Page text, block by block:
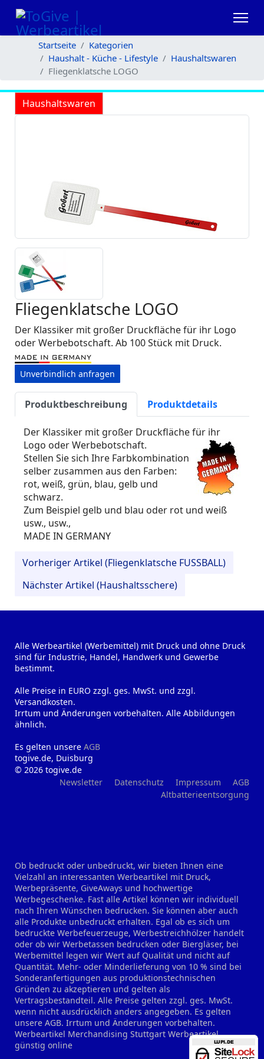
Startseite
Kategorien
Haushalt - Küche - Lifestyle
Haushaltswaren
Fliegenklatsche LOGO
Haushaltswaren
Fliegenklatsche LOGO
Der Klassiker mit großer Druckfläche für ihr Logo
oder Werbebotschaft. Ab 100 Stück mit Druck.
Unverbindlich anfragen
Produktbeschreibung Produktdetails
Der Klassiker mit großer Druckfläche für ihr
Logo oder Werbebotschaft.
Stellen Sie sich Ihre Farbkombination
selber zusammen aus den Farben:
rot, weiß, grün, blau, gelb und
schwarz.
Zum Beispiel gelb und blau oder rot und weiß
usw., usw.,
MADE IN GERMANY
Vorheriger Artikel (Fliegenklatsche FUSSBALL)
Nächster Artikel (Haushaltsschere)
Alle Werbeartikel (Werbemittel) mit Druck und ohne Druck
sind für Industrie, Handel, Handwerk und Gewerbe
bestimmt.
Alle Preise in EURO zzgl. ges. MwSt. und zzgl.
Versandkosten.
Irrtum und Änderungen vorbehalten. Alle Abbildungen
ähnlich.
Es gelten unsere AGB
togive.de, Duisburg
© 2026 togive.de
Newsletter
Datenschutz Impressum
AGB
Altbatterieentsorgung
Ob bedruckt oder unbedruckt, wir bieten Ihnen eine
Vielzahl an interessanten Werbeartikel mit Druck,
Werbepräsente, GiveAways und hochwertige
Werbegeschenke. Fast alle Artikel können wir individuell
nach Ihren Wünschen bedrucken. Sie können aber auch
alle Produkte unbedruckt erhalten. Egal ob es sich um
bedruckte Werbefeuerzeuge, Werbestreichhölzer handelt
oder ob wir Werbetassen bedrucken oder Biergläser, bei
Werbemittel legen wir Wert auf Qualität und nicht auf
Quantität. Mehr- oder Minderlieferung von 10 % sind bei
Sonderanfertigungen aus produktionstechnischen
Gründen zu akzeptieren und gelten als
Vertragsbestandteil. Alle Preise gelten zzgl. ges. MwSt.
wenn nicht ausdrücklich anders angegeben. Es gelten
unsere AGB. Irrtum und Änderungen vorbehalten.
Werbeartikel Merchandising Stuttgart Werbeartikel
günstig online